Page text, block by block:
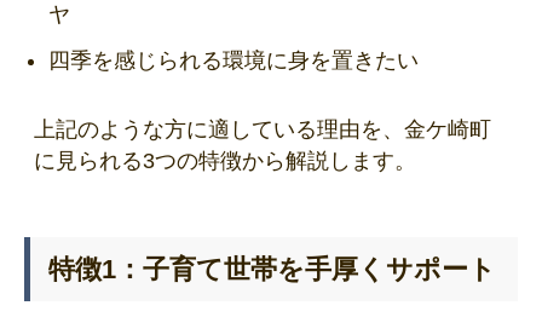
ヤ
四季を感じられる環境に身を置きたい
上記のような方に適している理由を、金ケ崎町
に見られる3つの特徴から解説します。
特徴1：子育て世帯を手厚くサポート